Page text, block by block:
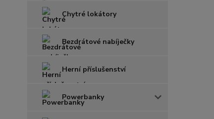
Chytré lokátory
Bezdrátové nabíječky
Herní příslušenství
Powerbanky